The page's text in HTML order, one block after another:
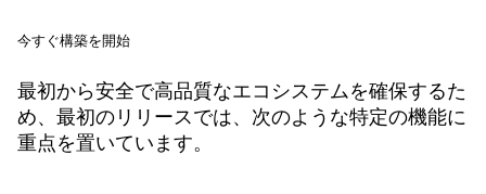
今すぐ構築を開始
最初から安全で高品質なエコシステムを確保するた
め、最初のリリースでは、次のような特定の機能に
重点を置いています。